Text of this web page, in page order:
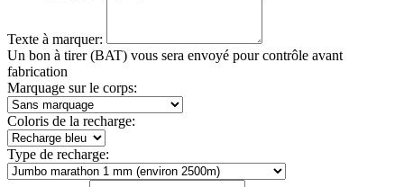
Texte à marquer:
Un bon à tirer (BAT) vous sera envoyé pour contrôle avant
fabrication
Marquage sur le corps:
Coloris de la recharge:
Type de recharge: